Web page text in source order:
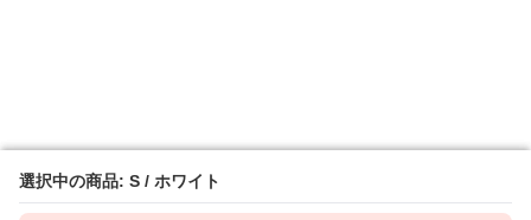
選択中の商品: S / ホワイト
選択中の商品: S / ホワイト